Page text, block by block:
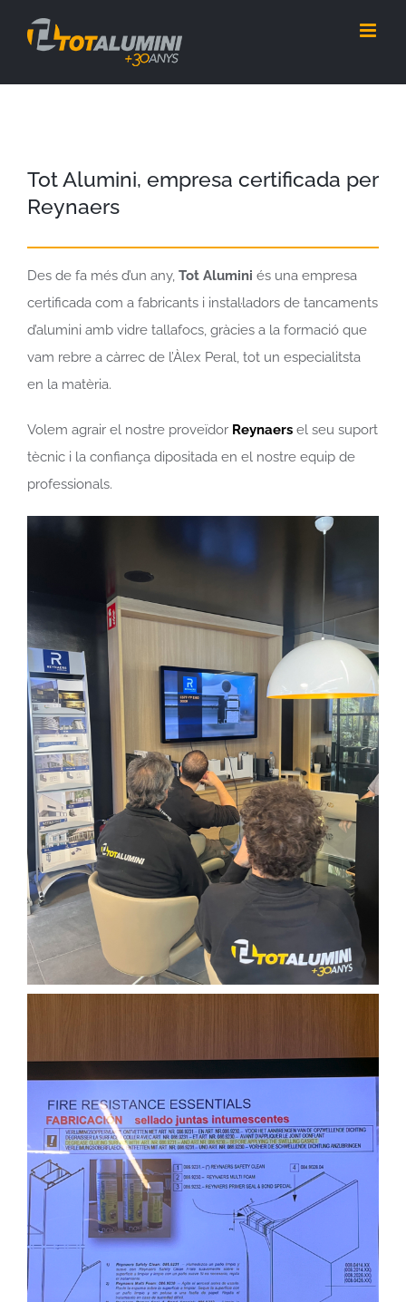
Tot Alumini, empresa certificada per
Reynaers
Des de fa més d’un any, Tot Alumini és una empresa
certificada com a fabricants i instal·ladors de tancaments
d’alumini amb vidre tallafocs, gràcies a la formació que
vam rebre a càrrec de l’Àlex Peral, tot un especialitsta
en la matèria.
Volem agrair el nostre proveïdor Reynaers el seu suport
tècnic i la confiança dipositada en el nostre equip de
professionals.